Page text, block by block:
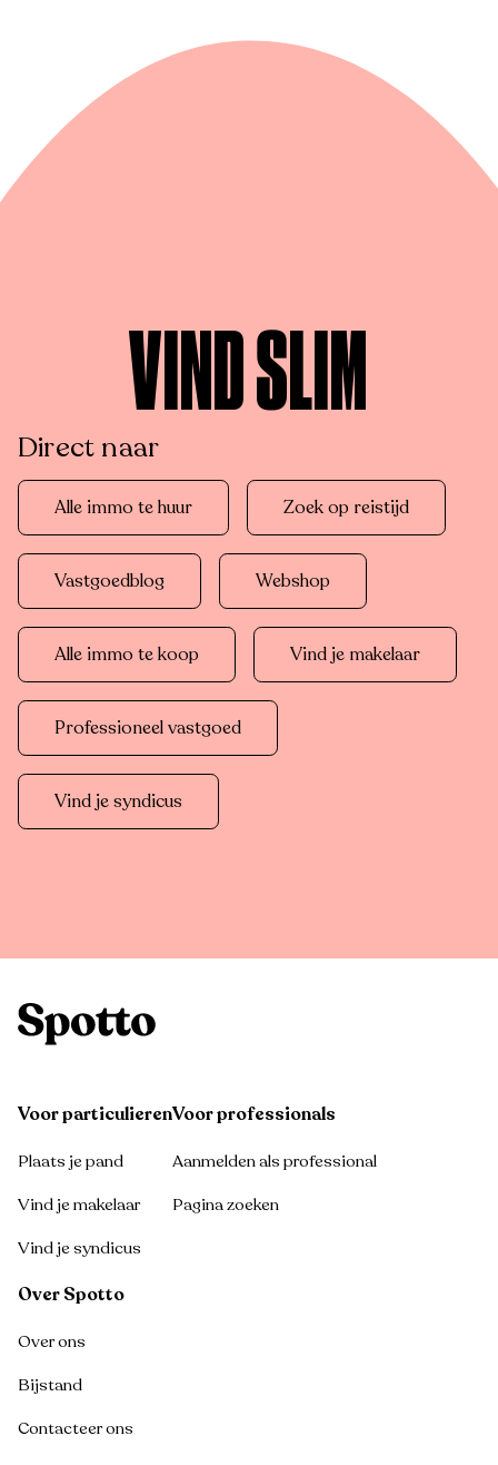
VIND SLIM
Direct naar
Alle immo te huur Zoek op reistijd
Vastgoedblog Webshop
Alle immo te koop Vind je makelaar
Professioneel vastgoed
Vind je syndicus
Voor particulieren
Plaats je pand
Vind je makelaar
Vind je syndicus
Voor professionals
Aanmelden als professional
Pagina zoeken
Over Spotto
Over ons
Bijstand
Contacteer ons